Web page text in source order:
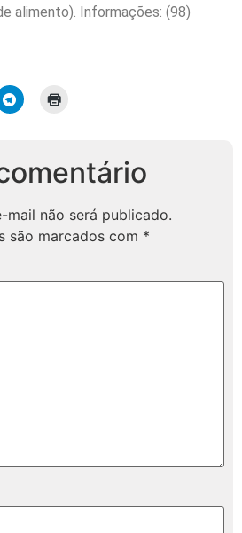
alimento). Informações: (98)
mail não será publicado.
são marcados com *